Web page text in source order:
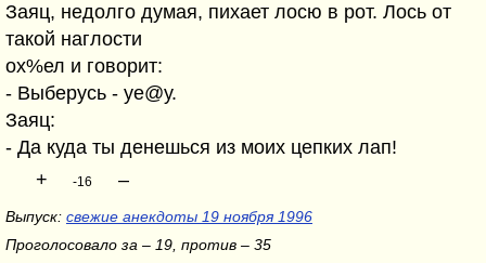
Заяц, недолго думая, пихает лосю в рот. Лось от
такой наглости
ох%ел и говорит:
- Выберусь - уе@у.
Заяц:
- Да куда ты денешься из моих цепких лап!
+
-16 –
Выпуск: свежие анекдоты 19 ноября 1996
Проголосовало за – 19, против – 35